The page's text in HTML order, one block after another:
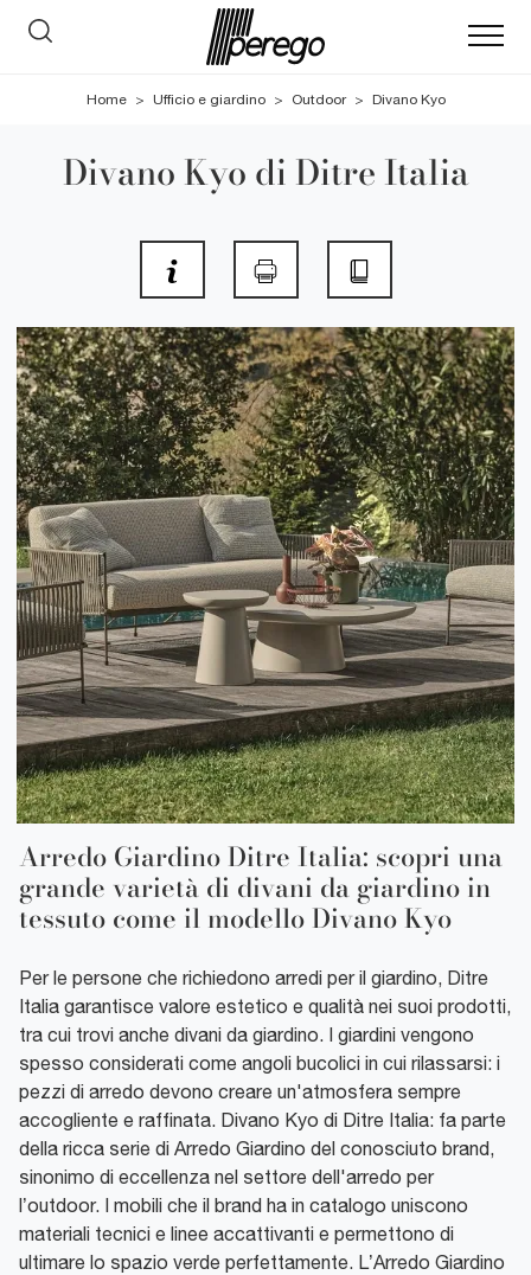
Home > Ufficio e giardino > Outdoor > Divano Kyo
Divano Kyo di Ditre Italia
Arredo Giardino Ditre Italia: scopri una
grande varietà di divani da giardino in
tessuto come il modello Divano Kyo
Per le persone che richiedono arredi per il giardino, Ditre
Italia garantisce valore estetico e qualità nei suoi prodotti,
tra cui trovi anche divani da giardino. I giardini vengono
spesso considerati come angoli bucolici in cui rilassarsi: i
pezzi di arredo devono creare un'atmosfera sempre
accogliente e raffinata. Divano Kyo di Ditre Italia: fa parte
della ricca serie di Arredo Giardino del conosciuto brand,
sinonimo di eccellenza nel settore dell'arredo per
l’outdoor. I mobili che il brand ha in catalogo uniscono
materiali tecnici e linee accattivanti e permettono di
ultimare lo spazio verde perfettamente. L’Arredo Giardino